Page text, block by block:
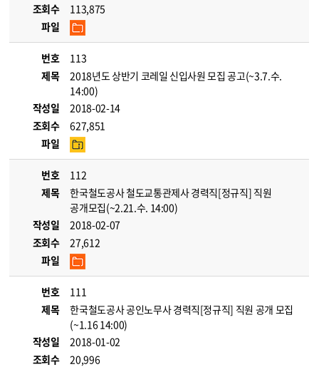
조회수
113,875
파일
번호
113
제목
2018년도 상반기 코레일 신입사원 모집 공고(~3.7.수.
14:00)
작성일
2018-02-14
조회수
627,851
파일
번호
112
제목
한국철도공사 철도교통관제사 경력직[정규직] 직원
공개모집(~2.21.수. 14:00)
작성일
2018-02-07
조회수
27,612
파일
번호
111
제목
한국철도공사 공인노무사 경력직[정규직] 직원 공개 모집
(~1.16 14:00)
작성일
2018-01-02
조회수
20,996